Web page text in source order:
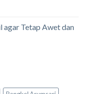
Tetap Awet dan